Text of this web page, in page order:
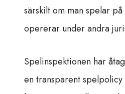
särskilt om man spelar
opererar under andra
Spelinspektionen har
en transparent spelpolicy